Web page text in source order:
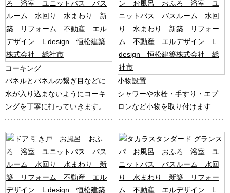
コーキング
パネルとパネルの繋ぎ目などに
水が入り込まないようにコーキ
ングを丁寧に打っていきます。
小物設置
シャワーや水栓・手すり・エプ
ロンなど小物を取り付けます